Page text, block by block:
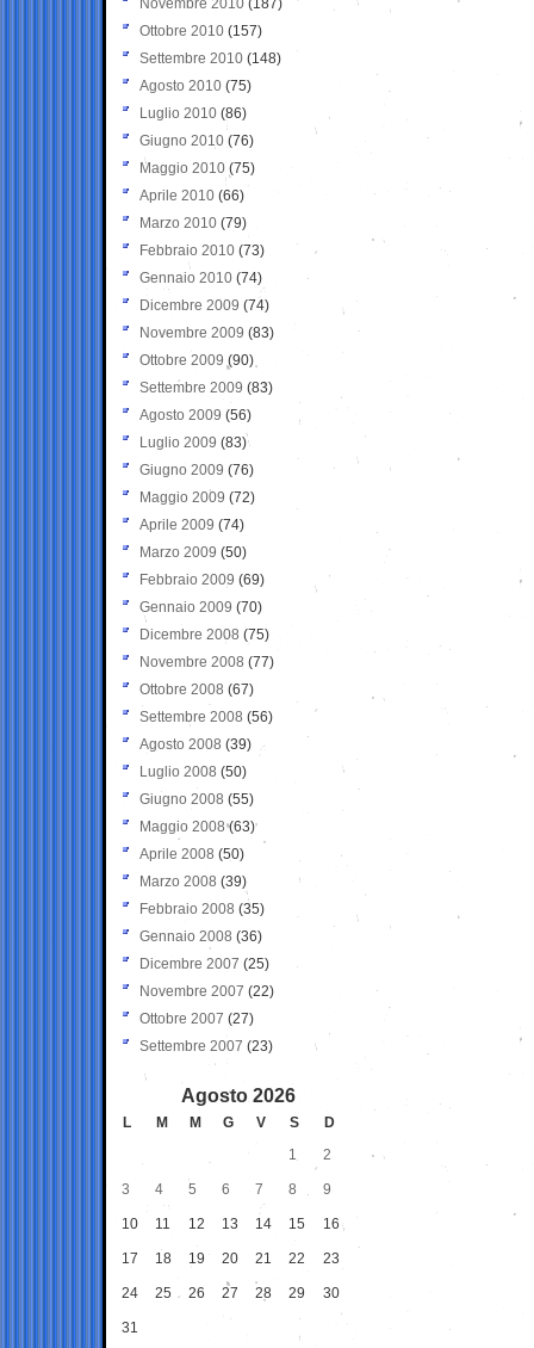
Novembre 2010 (187)
Ottobre 2010 (157)
Settembre 2010 (148)
Agosto 2010 (75)
Luglio 2010 (86)
Giugno 2010 (76)
Maggio 2010 (75)
Aprile 2010 (66)
Marzo 2010 (79)
Febbraio 2010 (73)
Gennaio 2010 (74)
Dicembre 2009 (74)
Novembre 2009 (83)
Ottobre 2009 (90)
Settembre 2009 (83)
Agosto 2009 (56)
Luglio 2009 (83)
Giugno 2009 (76)
Maggio 2009 (72)
Aprile 2009 (74)
Marzo 2009 (50)
Febbraio 2009 (69)
Gennaio 2009 (70)
Dicembre 2008 (75)
Novembre 2008 (77)
Ottobre 2008 (67)
Settembre 2008 (56)
Agosto 2008 (39)
Luglio 2008 (50)
Giugno 2008 (55)
Maggio 2008(63)
Aprile 2008 (50)
Marzo 2008 (39)
Febbraio 2008 (35)
Gennaio 2008 (36)
Dicembre 2007 (25)
Novembre 2007 (22)
Ottobre 2007 (27)
Settembre 2007 (23)
Agosto 2026
L M M G V S
D
1
2
3 4 5 6 7 8 9
10 11 12 13 14 15 16
17 18 19 20 21 22 23
24 25 26 27 28 29 30
31